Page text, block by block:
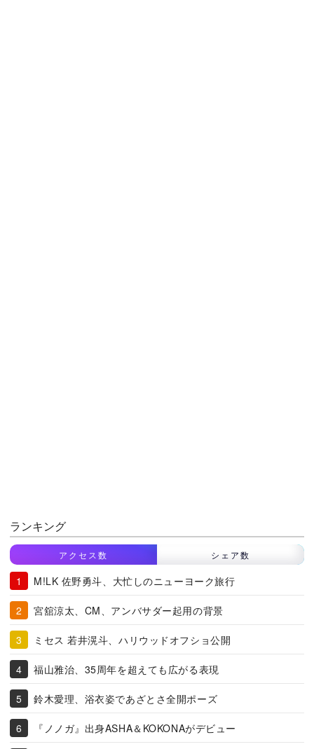
ランキング
アクセス数 シェア数
M!LK 佐野勇斗、大忙しのニューヨーク旅行
宮舘涼太、CM、アンバサダー起用の背景
ミセス 若井滉斗、ハリウッドオフショ公開
福山雅治、35周年を超えても広がる表現
鈴木愛理、浴衣姿であざとさ全開ポーズ
『ノノガ』出身ASHA＆KOKONAがデビュー